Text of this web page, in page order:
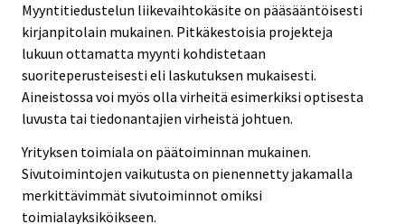
Myyntitiedustelun liikevaihtokäsite on pääsääntöisesti
kirjanpitolain mukainen. Pitkäkestoisia projekteja
lukuun ottamatta myynti kohdistetaan
suoriteperusteisesti eli laskutuksen mukaisesti.
Aineistossa voi myös olla virheitä esimerkiksi optisesta
luvusta tai tiedonantajien virheistä johtuen.
Yrityksen toimiala on päätoiminnan mukainen.
Sivutoimintojen vaikutusta on pienennetty jakamalla
merkittävimmät sivutoiminnot omiksi
toimialayksiköikseen.